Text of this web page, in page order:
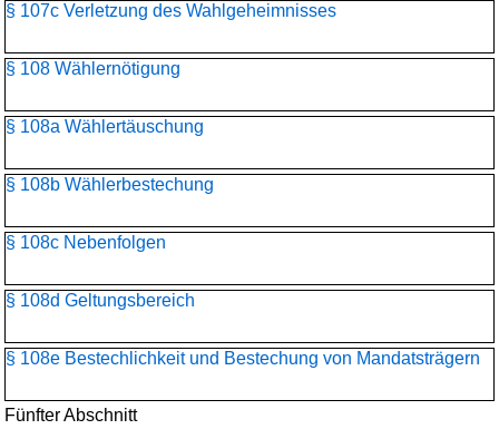
§ 107c Verletzung des Wahlgeheimnisses
§ 108 Wählernötigung
§ 108a Wählertäuschung
§ 108b Wählerbestechung
§ 108c Nebenfolgen
§ 108d Geltungsbereich
§ 108e Bestechlichkeit und Bestechung von Mandatsträgern
Fünfter Abschnitt